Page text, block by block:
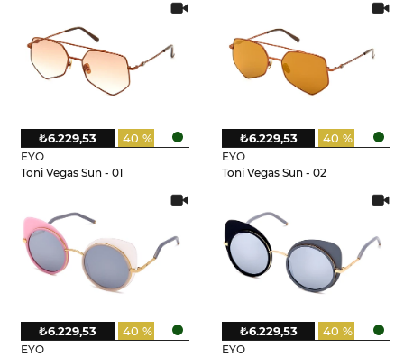
EYO
Toni Vegas Sun - 01
40 %
₺6.229,53
EYO
Toni Vegas Sun - 02
40 %
₺6.229,53
EYO
40 %
₺6.229,53
EYO
40 %
₺6.229,53